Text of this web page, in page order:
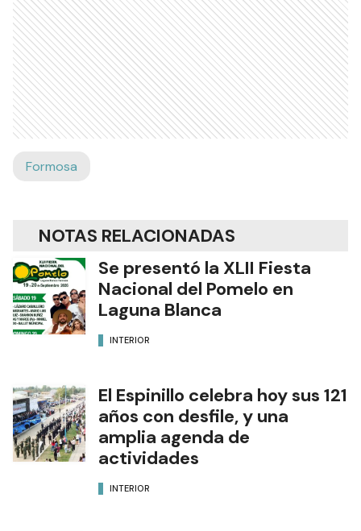
Formosa
NOTAS RELACIONADAS
Se presentó la XLII Fiesta
Nacional del Pomelo en
Laguna Blanca
INTERIOR
El Espinillo celebra hoy sus 121
años con desfile, y una
amplia agenda de
actividades
INTERIOR